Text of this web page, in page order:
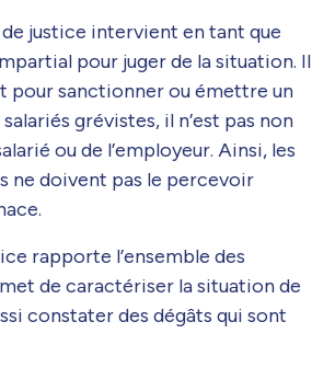
justice intervient en tant que
pour juger de la situation. Il
pour sanctionner ou émettre un
grévistes, il n’est pas non
ou de l’employeur. Ainsi, les
ne doivent pas le percevoir
rapporte l’ensemble des
de caractériser la situation de
constater des dégâts qui sont